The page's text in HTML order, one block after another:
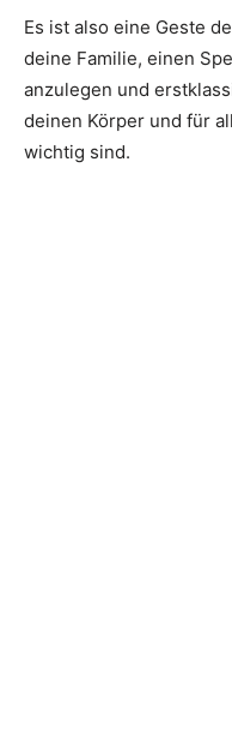
Es ist also eine Geste
deine Familie, einen
anzulegen und
deinen Körper und für
wichtig sind.